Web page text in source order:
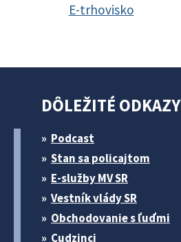
E-trhovisko
DÔLEŽITÉ ODKAZY
Podcast
Stan sa policajtom
E-služby MV SR
Vestník vlády SR
Obchodovanie s ľuďmi
Cudzinci